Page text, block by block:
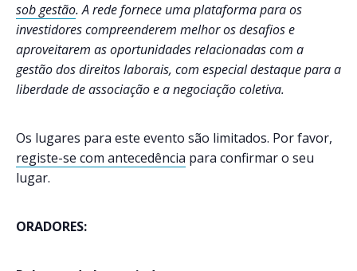
sob gestão. A rede fornece uma plataforma para os
investidores compreenderem melhor os desafios e
aproveitarem as oportunidades relacionadas com a
gestão dos direitos laborais, com especial destaque para a
liberdade de associação e a negociação coletiva.
Os lugares para este evento são limitados. Por favor,
registe-se com antecedência para confirmar o seu
lugar.
ORADORES: